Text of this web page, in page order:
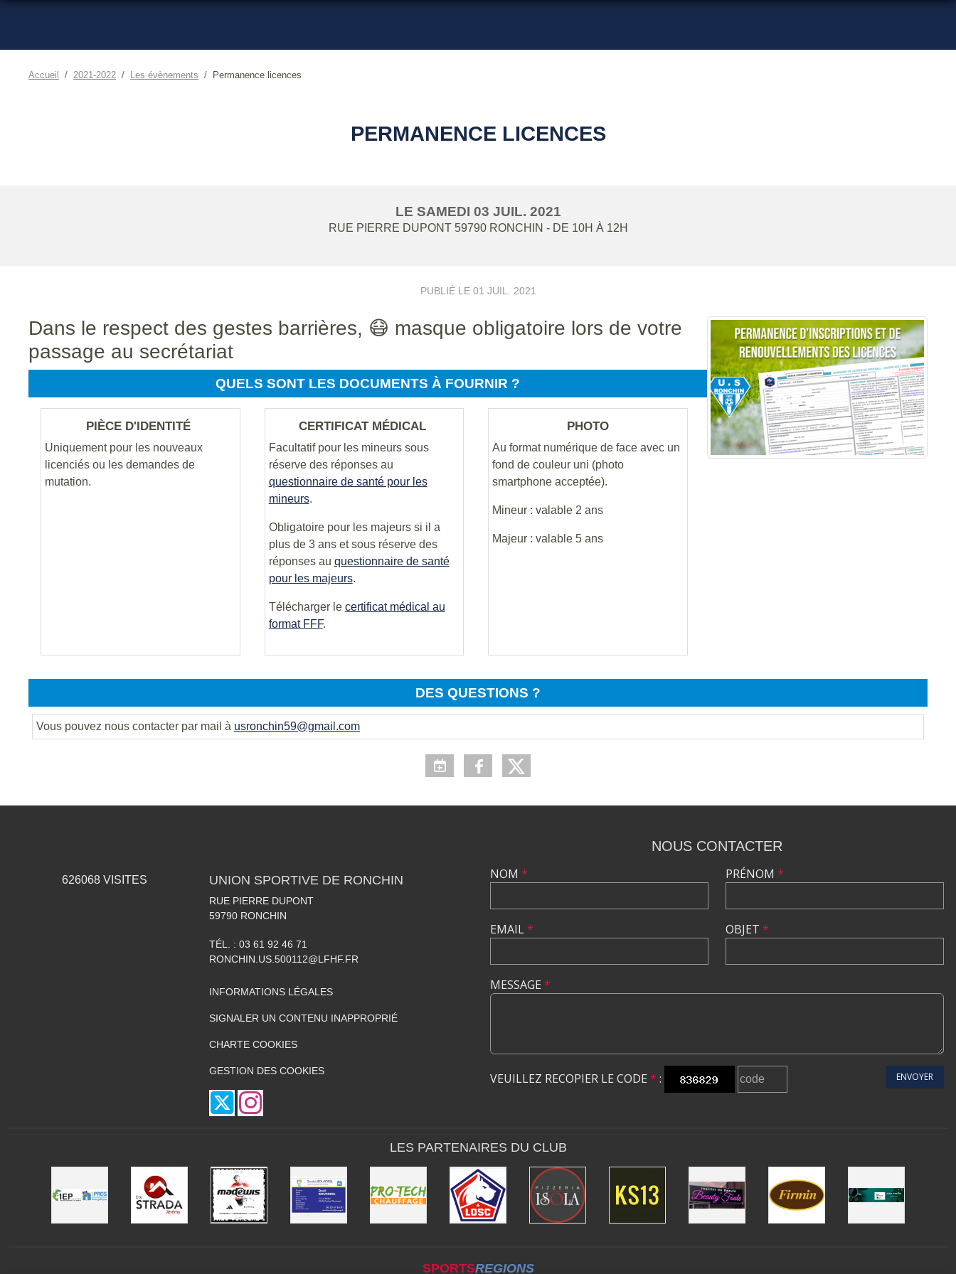
Accueil 2021-2022 Les évènements Permanence licences
PERMANENCE LICENCES
LE SAMEDI 03 JUIL. 2021
RUE PIERRE DUPONT 59790 RONCHIN - DE 10H À 12H
PUBLIÉ LE 01 JUIL. 2021
Dans le respect des gestes barrières, 😷 masque obligatoire lors de votre
passage au secrétariat
QUELS SONT LES DOCUMENTS À FOURNIR ?
PIÈCE D'IDENTITÉ
Uniquement pour les nouveaux
licenciés ou les demandes de
mutation.
CERTIFICAT MÉDICAL
Facultatif pour les mineurs sous
réserve des réponses au
questionnaire de santé pour les
mineurs.
Obligatoire pour les majeurs si il a
plus de 3 ans et sous réserve des
réponses au questionnaire de santé
pour les majeurs.
Télécharger le certificat médical au
format FFF.
PHOTO
Au format numérique de face avec un
fond de couleur uni (photo
smartphone acceptée).
Mineur : valable 2 ans
Majeur : valable 5 ans
DES QUESTIONS ?
Vous pouvez nous contacter par mail à usronchin59@gmail.com
626068 VISITES UNION SPORTIVE DE RONCHIN
RUE PIERRE DUPONT
59790 RONCHIN
TÉL. : 03 61 92 46 71
RONCHIN.US.500112@LFHF.FR
INFORMATIONS LÉGALES
SIGNALER UN CONTENU INAPPROPRIÉ
CHARTE COOKIES
GESTION DES COOKIES
NOUS CONTACTER
NOM *
EMAIL*
PRÉNOM *
OBJET *
MESSAGE *
VEUILLEZ RECOPIER LE CODE * : ENVOYER
LES PARTENAIRES DU CLUB
SPORTSREGIONS